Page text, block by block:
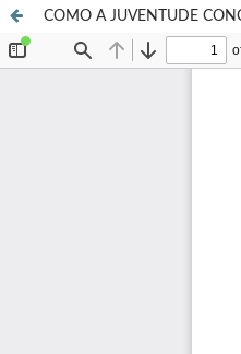
COMO A JUVENTUDE